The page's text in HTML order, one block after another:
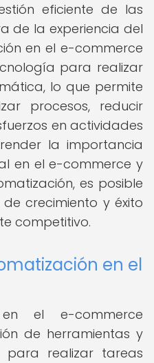
eficiente de las
de la experiencia del
en el e-commerce
para realizar
lo que permite
procesos, reducir
en actividades
la importancia
en el e-commerce y
es posible
crecimiento y éxito
competitivo.
en el
el e-commerce
de herramientas y
para realizar tareas